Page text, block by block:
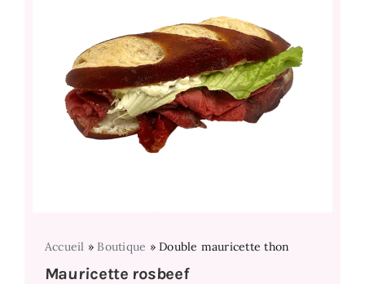
Accueil » Boutique »Double mauricette thon
Mauricette rosbeef